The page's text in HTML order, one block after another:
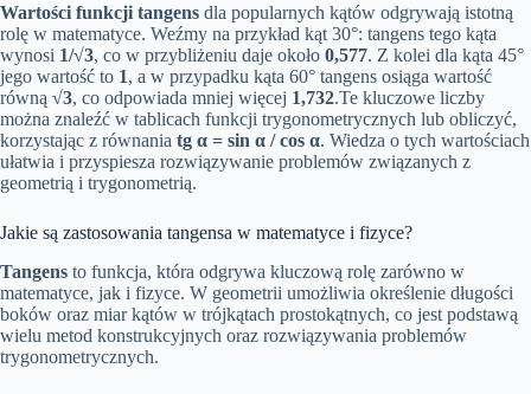
Wartości funkcji tangens dla popularnych kątów odgrywają istotną
rolę w matematyce. Weźmy na przykład kąt 30°: tangens tego kąta
wynosi 1/√3, co w przybliżeniu daje około 0,577. Z kolei dla kąta 45°
jego wartość to 1, a w przypadku kąta 60° tangens osiąga wartość
równą √3, co odpowiada mniej więcej 1,732.Te kluczowe liczby
można znaleźć w tablicach funkcji trygonometrycznych lub obliczyć,
korzystając z równania tg α = sin α / cos α. Wiedza o tych wartościach
ułatwia i przyspiesza rozwiązywanie problemów związanych z
geometrią i trygonometrią.
Jakie są zastosowania tangensa w matematyce i fizyce?
Tangens to funkcja, która odgrywa kluczową rolę zarówno w
matematyce, jak i fizyce. W geometrii umożliwia określenie długości
boków oraz miar kątów w trójkątach prostokątnych, co jest podstawą
wielu metod konstrukcyjnych oraz rozwiązywania problemów
trygonometrycznych.